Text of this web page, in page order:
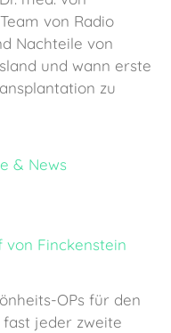
von Radio
Nachteile von
und wann erste
zu
& News
von Finckenstein
OPs für den
jeder zweite